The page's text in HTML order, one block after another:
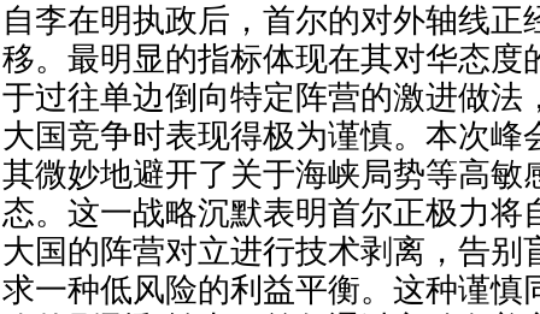
自李在明执政后，首尔的对外轴线正
移。最明显的指标体现在其对华态度
于过往单边倒向特定阵营的激进做法
大国竞争时表现得极为谨慎。本次峰
其微妙地避开了关于海峡局势等高敏
态。这一战略沉默表明首尔正极力将
大国的阵营对立进行技术剥离，告别
求一种低风险的利益平衡。这种谨慎